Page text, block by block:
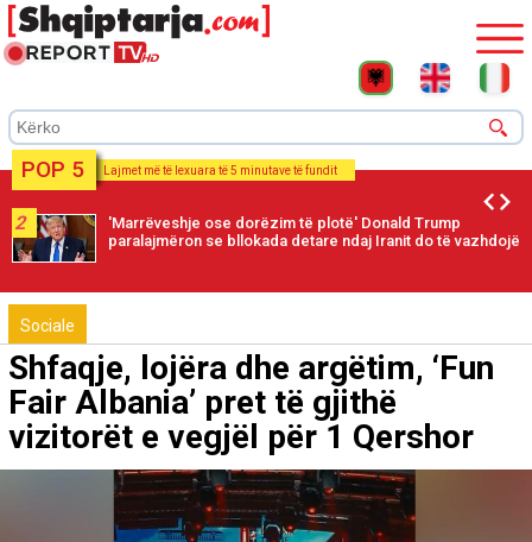
POP 5 Lajmet më të lexuara të 5 minutave të fundit
2
'Marrëveshje ose dorëzim të plotë' Donald Trump
paralajmëron se bllokada detare ndaj Iranit do të vazhdojë
Sociale
Shfaqje, lojëra dhe argëtim, ‘Fun
Fair Albania’ pret të gjithë
vizitorët e vegjël për 1 Qershor